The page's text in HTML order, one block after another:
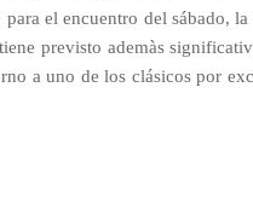
para el encuentro del sábado,
previsto ademàs
a uno de los clásicos por